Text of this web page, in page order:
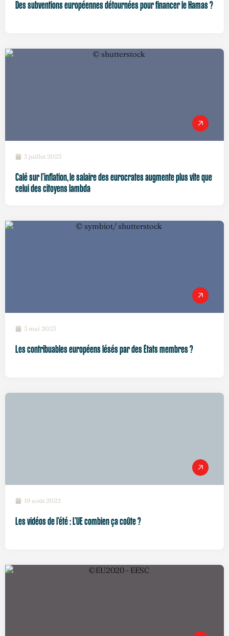
Des subventions européennes détournées pour financer le Hamas ?
3 juillet 2023
Calé sur l’inflation, le salaire des eurocrates augmente plus vite que
celui des citoyens lambda
3 mai 2023
Les contribuables européens lésés par des États membres ?
19 août 2022
Les vidéos de l’été : L’UE combien ça coûte ?